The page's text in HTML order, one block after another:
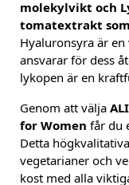
molekylvikt och
tomatextrakt
Hyaluronsyra är
ansvarar för dess
lykopen är en
Genom att välja
for Women får du
Detta
vegetarianer och
kost med alla